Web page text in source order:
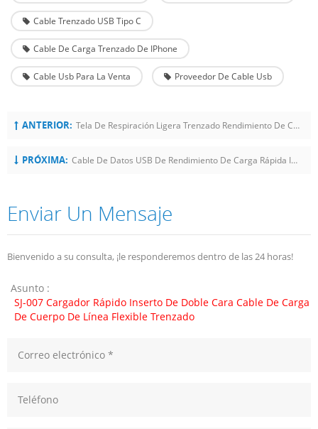
Cable Trenzado USB Tipo C
Cable De Carga Trenzado De IPhone
Cable Usb Para La Venta Proveedor De Cable Usb
ANTERIOR: Tela De Respiración Ligera Trenzado Rendimiento De Carga Rápida Cable De Datos USB Duradero
PRÓXIMA: Cable De Datos USB De Rendimiento De Carga Rápida Inteligente De Larga Duración Trenzado Fairview
Enviar Un Mensaje
Bienvenido a su consulta, ¡le responderemos dentro de las 24 horas!
Asunto :
SJ-007 Cargador Rápido Inserto De Doble Cara Cable De Carga
De Cuerpo De Línea Flexible Trenzado